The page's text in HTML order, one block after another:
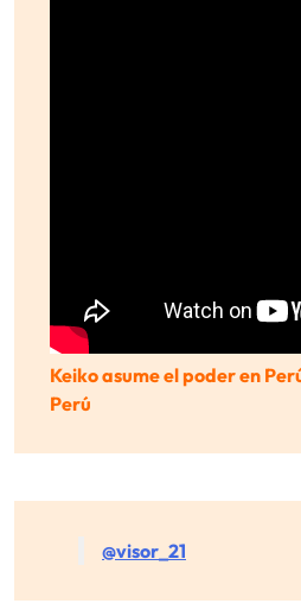
Keiko asume el poder en
Perú
@visor_21